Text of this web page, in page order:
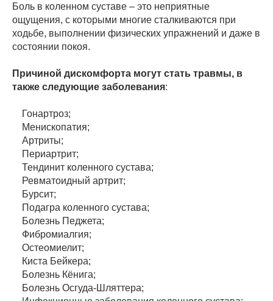
Боль в коленном суставе – это неприятные
ощущения, с которыми многие сталкиваются при
ходьбе, выполнении физических упражнений и даже в
состоянии покоя.
Причиной дискомфорта могут стать травмы, в
также следующие заболевания:
Гонартроз;
Менископатия;
Артриты;
Периартрит;
Тендинит коленного сустава;
Ревматоидный артрит;
Бурсит;
Подагра коленного сустава;
Болезнь Педжета;
Фибромиалгия;
Остеомиелит;
Киста Бейкера;
Болезнь Кёнига;
Болезнь Осгуда-Шляттера;